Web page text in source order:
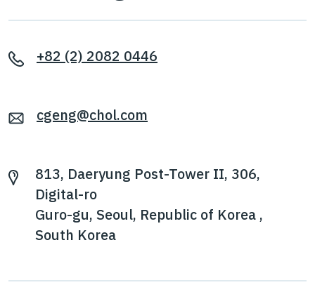
+82 (2) 2082 0446
cgeng@chol.com
813, Daeryung Post-Tower II, 306,
Digital-ro
Guro-gu, Seoul, Republic of Korea ,
South Korea